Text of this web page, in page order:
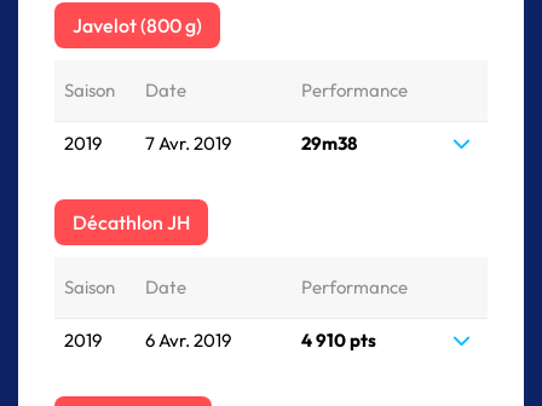
Javelot (800 g)
Saison Date Performance
2019 7 Avr. 2019 29m38
Décathlon JH
Saison Date Performance
2019 6 Avr. 2019 4 910 pts